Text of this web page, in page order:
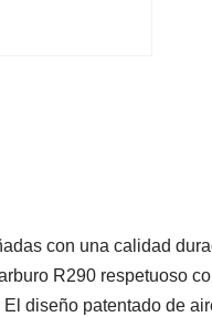
con una calidad
R290 respetuoso
diseño patentado de